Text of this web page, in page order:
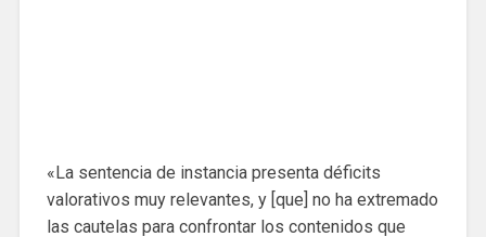
«La sentencia de instancia presenta déficits
valorativos muy relevantes, y [que] no ha extremado
las cautelas para confrontar los contenidos que